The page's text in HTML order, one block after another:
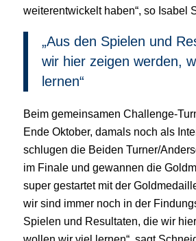
weiterentwickelt haben“, so Isabel
„Aus den Spielen und
wir hier zeigen werden,
lernen“
Beim gemeinsamen Challenge-
Ende Oktober, damals noch als
schlugen die Beiden Turner/
im Finale und gewannen die
super gestartet mit der
wir sind immer noch in der
Spielen und Resultaten, die wir